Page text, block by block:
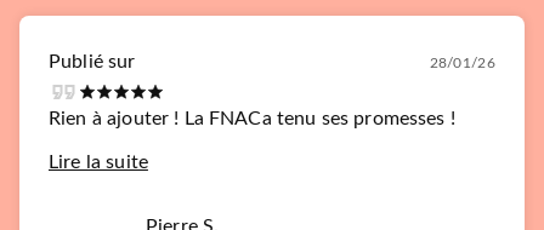
Publié sur 28/01/26
Rien à ajouter ! La FNACa tenu ses promesses !
Lire la suite
Pierre S.